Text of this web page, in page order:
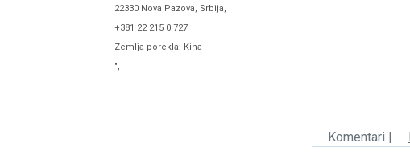
22330 Nova Pazova, Srbija,
+381 22 215 0 727
Zemlja porekla: Kina
",
Komentari |